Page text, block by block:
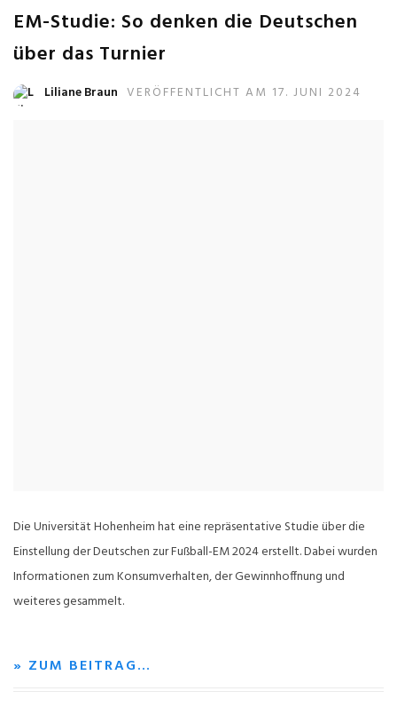
EM-Studie: So denken die Deutschen
über das Turnier
Liliane Braun VERÖFFENTLICHT AM 17. JUNI 2024
Die Universität Hohenheim hat eine repräsentative Studie über die
Einstellung der Deutschen zur Fußball-EM 2024 erstellt. Dabei wurden
Informationen zum Konsumverhalten, der Gewinnhoffnung und
weiteres gesammelt.
» ZUM BEITRAG…